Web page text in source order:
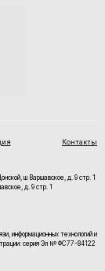
Контакты
ш Варшавское, д. 9 стр. 1
д. 9 стр. 1
информационных технологий и
серия Эл № ФС77-84122